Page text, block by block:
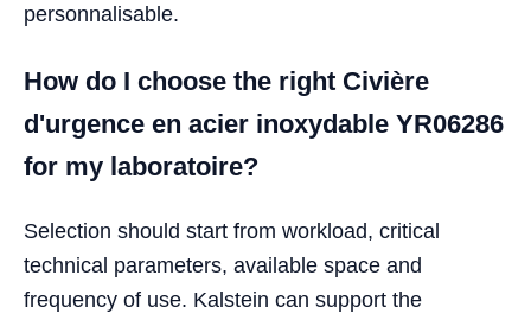
personnalisable.
How do I choose the right Civière
d'urgence en acier inoxydable YR06286
for my laboratoire?
Selection should start from workload, critical
technical parameters, available space and
frequency of use. Kalstein can support the